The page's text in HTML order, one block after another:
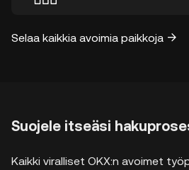
Selaa kaikkia avoimia paikkoja
Suojele itseäsi
Kaikki viralliset OKX:n avoimet